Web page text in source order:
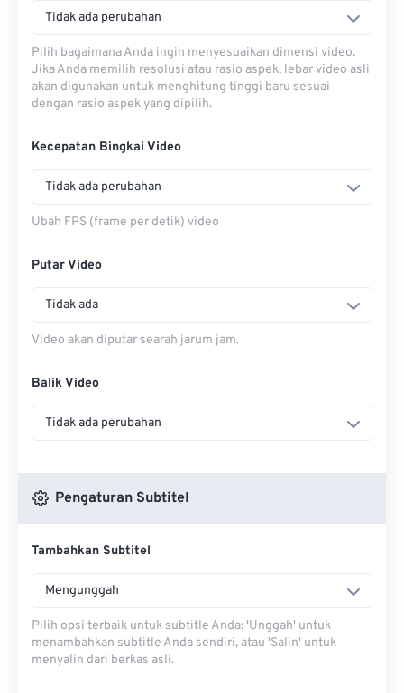
Tidak ada perubahan
Pilih bagaimana Anda ingin menyesuaikan dimensi video.
Jika Anda memilih resolusi atau rasio aspek, lebar video asli
akan digunakan untuk menghitung tinggi baru sesuai
dengan rasio aspek yang dipilih.
Kecepatan Bingkai Video
Tidak ada perubahan
Ubah FPS (frame per detik) video
Putar Video
Tidak ada
Video akan diputar searah jarum jam.
Balik Video
Tidak ada perubahan
Pengaturan Subtitel
Tambahkan Subtitel
Mengunggah
Pilih opsi terbaik untuk subtitle Anda: 'Unggah' untuk
menambahkan subtitle Anda sendiri, atau 'Salin' untuk
menyalin dari berkas asli.